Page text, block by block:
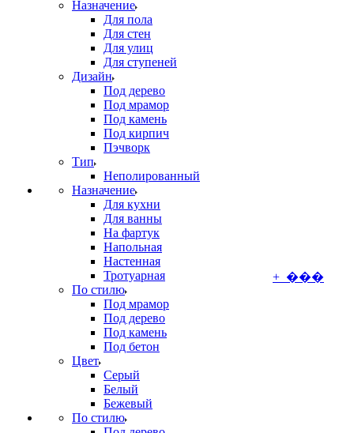
Назначение
Для пола
Для стен
Для улиц
Для ступеней
Дизайн
Под дерево
Под мрамор
Под камень
Под кирпич
Пэчворк
Тип
Неполированный
Назначение
Для кухни
Для ванны
На фартук
Напольная
Настенная
Тротуарная
По стилю
Под мрамор
Под дерево
Под камень
Под бетон
Цвет
Серый
Белый
Бежевый
По стилю
+ ���